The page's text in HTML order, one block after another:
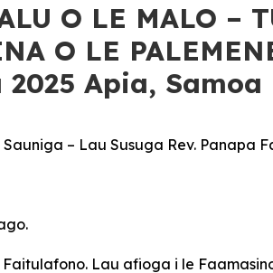
O LE MALO –
O LE
2025 Apia, Samoa
– Lau Susuga Rev. Panapa
Lau afioga i le